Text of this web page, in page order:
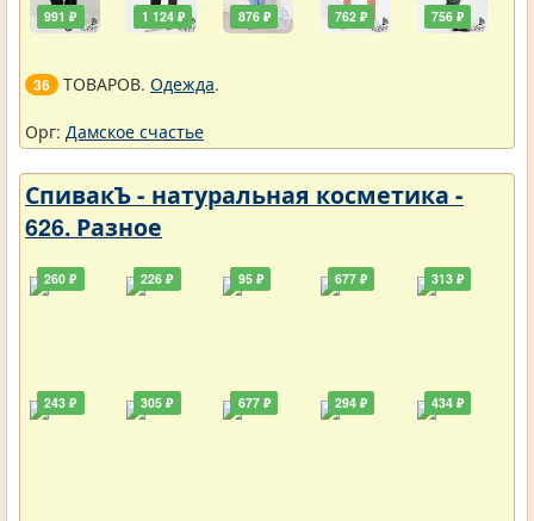
991 ₽ 1 124 ₽ 876 ₽ 762 ₽ 756 ₽
36 ТОВАРОВ. Одежда.
Орг: Дамское счастье
СпивакЪ - натуральная косметика -
626. Разное
260 ₽
243 ₽
226 ₽
305 ₽
95 ₽
677 ₽
677 ₽
294 ₽
313 ₽
434 ₽